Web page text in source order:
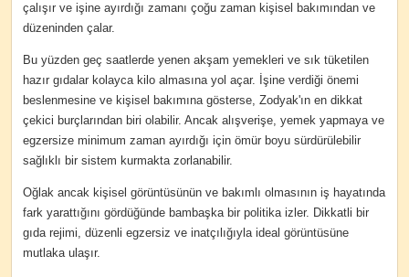
çalışır ve işine ayırdığı zamanı çoğu zaman kişisel bakımından ve
düzeninden çalar.
Bu yüzden geç saatlerde yenen akşam yemekleri ve sık tüketilen
hazır gıdalar kolayca kilo almasına yol açar. İşine verdiği önemi
beslenmesine ve kişisel bakımına gösterse, Zodyak'ın en dikkat
çekici burçlarından biri olabilir. Ancak alışverişe, yemek yapmaya ve
egzersize minimum zaman ayırdığı için ömür boyu sürdürülebilir
sağlıklı bir sistem kurmakta zorlanabilir.
Oğlak ancak kişisel görüntüsünün ve bakımlı olmasının iş hayatında
fark yarattığını gördüğünde bambaşka bir politika izler. Dikkatli bir
gıda rejimi, düzenli egzersiz ve inatçılığıyla ideal görüntüsüne
mutlaka ulaşır.